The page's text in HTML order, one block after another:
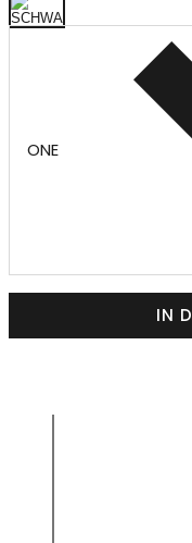
ONE
IN